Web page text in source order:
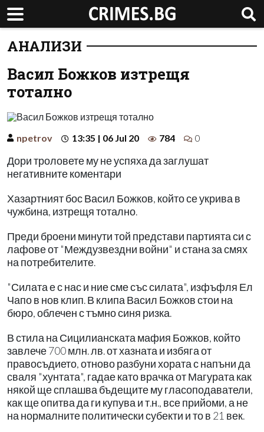
АНАЛИЗИ
Васил Божков изтрещя
тотално
npetrov 13:35 | 06 Jul 20 784 0
Дори троловете му не успяха да заглушат
негативните коментари
Хазартният бос Васил Божков, който се укрива в
чужбина, изтрещя тотално.
Преди броени минути той представи партията си с
лафове от "Междузвездни войни" и стана за смях
на потребителите.
"Силата е с нас и ние сме със силата", изфъфля Ел
Чапо в нов клип. В клипа Васил Божков стои на
бюро, облечен с тъмно синя ризка.
В стила на Сицилианската мафия Божков, който
завлече 700 млн. лв. от хазната и избяга от
правосъдието, отново разбуни хората с напъни да
сваля "хунтата", гадае като врачка от Магурата как
някой ще сплашва бъдещите му гласоподаватели,
как ще опитва да ги купува и т.н., все прийоми, а не
на нормалните политически субекти и то в 21 век.